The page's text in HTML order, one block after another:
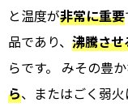
と温度が非常に重要
品であり、 沸騰さ
らです。 みその豊
ら、またはごく弱火